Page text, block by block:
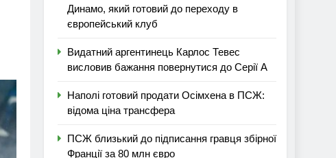
Динамо, який готовий до переходу в
європейський клуб
Видатний аргентинець Карлос Тевес
висловив бажання повернутися до Серії А
Наполі готовий продати Осімхена в ПСЖ:
відома ціна трансфера
ПСЖ близький до підписання гравця збірної
Франції за 80 млн євро